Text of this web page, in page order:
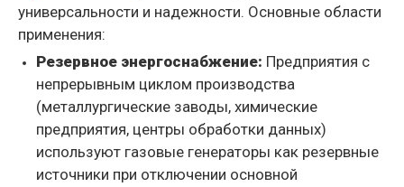
универсальности и надежности. Основные области
применения:
Резервное энергоснабжение: Предприятия с
непрерывным циклом производства
(металлургические заводы, химические
предприятия, центры обработки данных)
используют газовые генераторы как резервные
источники при отключении основной